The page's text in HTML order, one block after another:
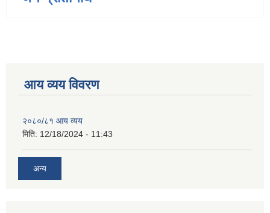
आय व्यय विवरण
२०८०/८१ आय व्यय
मिति: 12/18/2024 - 11:43
अन्य